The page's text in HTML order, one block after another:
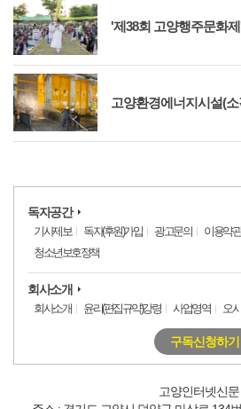
'제38회 고양행주문화
고양환경에너지시설(
독자공간
기사제보 독자(후원)가입 광고문의 이용약관
청소년보호정책
회사소개
회사소개 윤리(편집규약)강령 사업영역 오
구독신청하기
고양인터넷신문